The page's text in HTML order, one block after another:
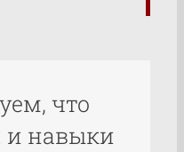
что
навыки